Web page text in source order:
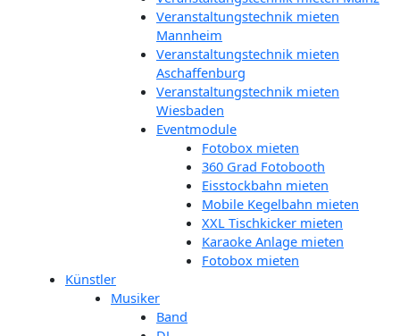
Veranstaltungstechnik mieten
Mannheim
Veranstaltungstechnik mieten
Aschaffenburg
Veranstaltungstechnik mieten
Wiesbaden
Eventmodule
Fotobox mieten
360 Grad Fotobooth
Eisstockbahn mieten
Mobile Kegelbahn mieten
XXL Tischkicker mieten
Karaoke Anlage mieten
Fotobox mieten
Künstler
Musiker
Band